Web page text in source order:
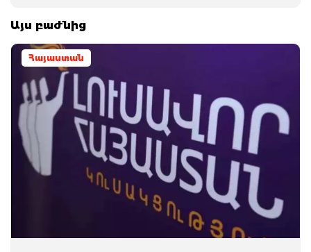
Այս բաժնից
Հայաստան